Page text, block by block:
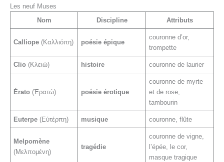
Les neuf Muses
Nom
Discipline Attributs
Calliope (Καλλιόπη) poésie épique
couronne d’or,
trompette
Clio (Κλειώ) histoire couronne de laurier
Érato (Ἐρατώ) poésie érotique
couronne de myrte
et de rose,
tambourin
Euterpe (Εὐτέρπη) musique couronne, flûte
Melpomène
(Μελπομένη)
tragédie
couronne de vigne,
l’épée, le cor,
masque tragique